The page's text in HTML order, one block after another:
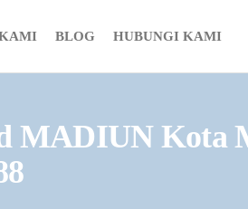
BLOG HUBUNGI KAMI
MADIUN Kota